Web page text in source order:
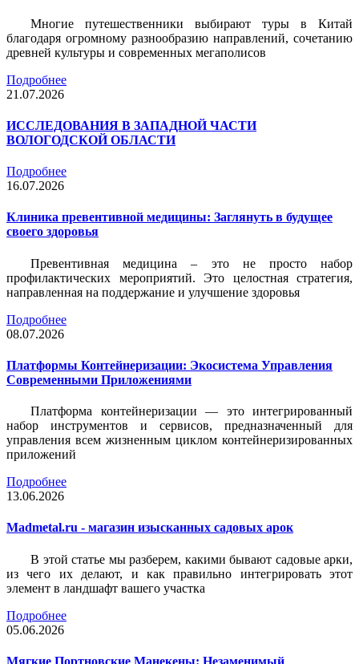
Многие путешественники выбирают туры в Китай
благодаря огромному разнообразию направлений, сочетанию
древней культуры и современных мегаполисов
Подробнее
21.07.2026
ИССЛЕДОВАНИЯ В ЗАПАДНОЙ ЧАСТИ
ВОЛОГОДСКОЙ ОБЛАСТИ
Подробнее
16.07.2026
Клиника превентивной медицины: Заглянуть в будущее
своего здоровья
Превентивная медицина – это не просто набор
профилактических мероприятий. Это целостная стратегия,
направленная на поддержание и улучшение здоровья
Подробнее
08.07.2026
Платформы Контейнеризации: Экосистема Управления
Современными Приложениями
Платформа контейнеризации — это интегрированный
набор инструментов и сервисов, предназначенный для
управления всем жизненным циклом контейнеризированных
приложений
Подробнее
13.06.2026
Madmetal.ru - магазин изысканных садовых арок
В этой статье мы разберем, какими бывают садовые арки,
из чего их делают, и как правильно интегрировать этот
элемент в ландшафт вашего участка
Подробнее
05.06.2026
Мягкие Портновские Манекены: Незаменимый